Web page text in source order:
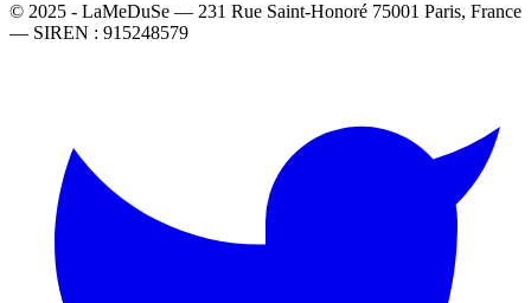
© 2025 - LaMeDuSe — 231 Rue Saint-Honoré 75001 Paris, France
— SIREN : 915248579